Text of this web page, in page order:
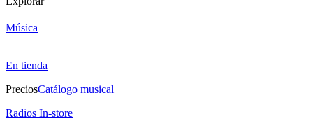
Música
En tienda
PreciosCatálogo musical
Radios In-store